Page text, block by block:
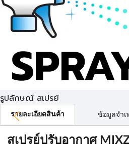
รูปลักษณ์ สเปรย์
รายละเอียดสินค้า ข้อมูลจำเ
สเปรย์ปรับอากาศ